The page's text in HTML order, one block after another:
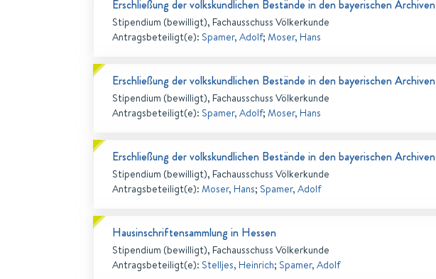
Erschließung der volkskundlichen Bestände in den bayerischen Archiven
Stipendium (bewilligt), Fachausschuss Völkerkunde
Antragsbeteiligt(e): Spamer, Adolf; Moser, Hans
Erschließung der volkskundlichen Bestände in den bayerischen Archiven
Stipendium (bewilligt), Fachausschuss Völkerkunde
Antragsbeteiligt(e): Spamer, Adolf; Moser, Hans
Erschließung der volkskundlichen Bestände in den bayerischen Archiven
Stipendium (bewilligt), Fachausschuss Völkerkunde
Antragsbeteiligt(e): Moser, Hans; Spamer, Adolf
Hausinschriftensammlung in Hessen
Stipendium (bewilligt), Fachausschuss Völkerkunde
Antragsbeteiligt(e): Stelljes, Heinrich; Spamer, Adolf